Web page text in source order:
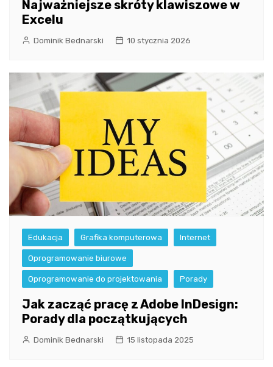
Najważniejsze skróty klawiszowe w
Excelu
Dominik Bednarski 10 stycznia 2026
Edukacja Grafika komputerowa Internet
Oprogramowanie biurowe
Oprogramowanie do projektowania Porady
Jak zacząć pracę z Adobe InDesign:
Porady dla początkujących
Dominik Bednarski 15 listopada 2025